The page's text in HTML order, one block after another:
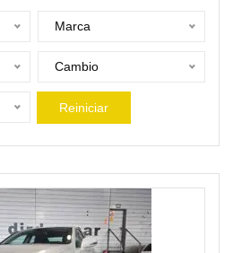
Marca
Cambio
Reiniciar